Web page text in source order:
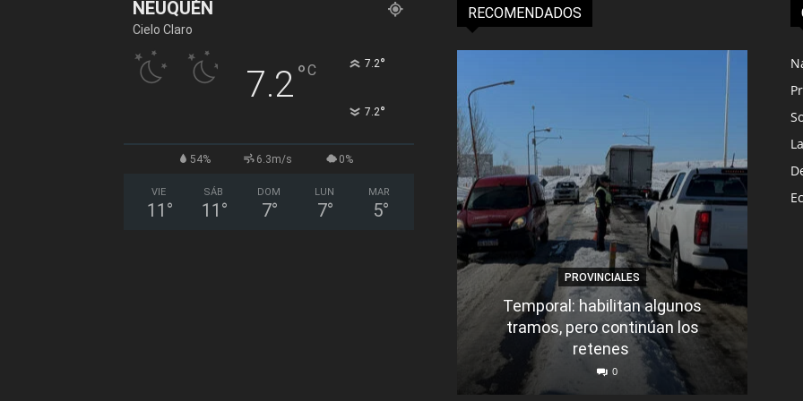
NEUQUÉN
Cielo Claro
7.2°C 7.2°
7.2°
54% 6.3m/s 0%
VIE
11 °
SÁB
11 °
DOM
7°
LUN
7°
MAR
5°
RECOMENDADOS
PROVINCIALES
Temporal: habilitan algunos
tramos, pero continúan los
retenes
0